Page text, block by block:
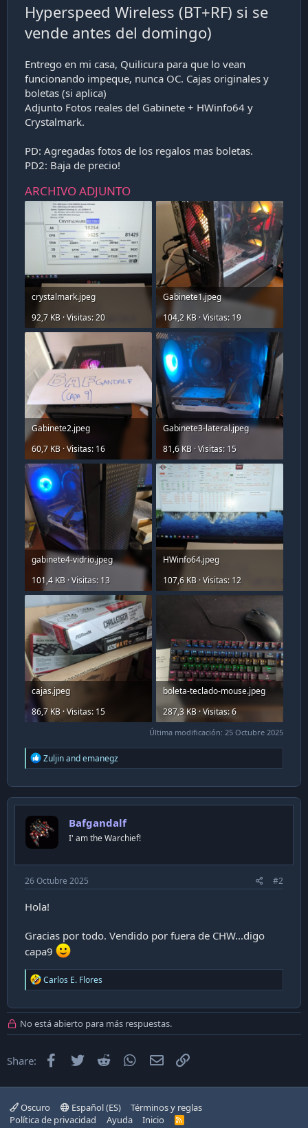
Hyperspeed Wireless (BT+RF) si se
vende antes del domingo)
Entrego en mi casa, Quilicura para que lo vean
funcionando impeque, nunca OC. Cajas originales y
boletas (si aplica)
Adjunto Fotos reales del Gabinete + HWinfo64 y
Crystalmark.
PD: Agregadas fotos de los regalos mas boletas.
PD2: Baja de precio!
ARCHIVO ADJUNTO
crystalmark.jpeg
92,7 KB · Visitas: 20
Gabinete1.jpeg
104,2 KB · Visitas: 19
Gabinete2.jpeg
60,7 KB · Visitas: 16
Gabinete3-lateral.jpeg
81,6 KB · Visitas: 15
gabinete4-vidrio.jpeg
101,4 KB · Visitas: 13
HWinfo64.jpeg
107,6 KB · Visitas: 12
cajas.jpeg
86,7 KB · Visitas: 15
boleta-teclado-mouse.jpeg
287,3 KB · Visitas: 6
Última modificación: 25 Octubre 2025
R
e
c
t
o
n
Zuljinandemanegz
Bafgandalf
I' am the Warchief!
26 Octubre 2025 #2
Hola!
Gracias por todo. Vendido por fuera de CHW...digo
capa9
R
e
c
t
i
Carlos E. Flores
No está abierto para más respuestas.
Share: Facebook
Twitter Reddit WhatsApp
Email
Oscuro Español (ES)
Términos y reglas
Política de privacidad
Ayuda Inicio
R